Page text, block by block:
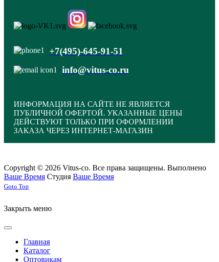
+7(495)-645-91-51
info@vitus-co.ru
ИНФОРМАЦИЯ НА САЙТЕ НЕ ЯВЛЯЕТСЯ
ПУБЛИЧНОЙ ОФЕРТОЙ. УКАЗАННЫЕ ЦЕНЫ
ДЕЙСТВУЮТ ТОЛЬКО ПРИ ОФОРМЛЕНИИ
ЗАКАЗА ЧЕРЕЗ ИНТЕРНЕТ-МАГАЗИН
Copyright © 2026 Vitus-co. Все права защищены. Выполнено
Ваше Время Студия Ваше Время
Joomla! 3 Templates
Goto Top
Закрыть меню
Главная
Каталог
Оптовикам